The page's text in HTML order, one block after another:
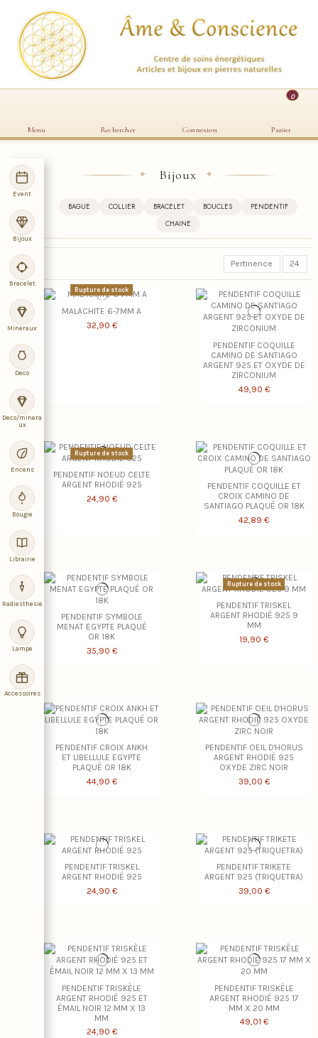
Menu Rechercher Connexion
0
Panier
Event
Bijoux
Bracelet
Mineraux
Deco
Deco/minera
ux
Encens
Bougie
Librairie
Radiesthesie
Lampe
Accessoires
✦ Bijoux ✦
BAGUE COLLIER BRACELET BOUCLES
PENDENTIF
CHAINE
Pertinence 24
Rupture de stock
MALACHITE 6-7MM A
32,90 €
PENDENTIF COQUILLE
CAMINO DE SANTIAGO
ARGENT 925 ET OXYDE DE
ZIRCONIUM
49,90 €
Rupture de stock
PENDENTIF NOEUD CELTE
ARGENT RHODIÉ 925
24,90 €
PENDENTIF COQUILLE ET
CROIX CAMINO DE
SANTIAGO PLAQUÉ OR 18K
42,89 €
PENDENTIF SYMBOLE
MENAT EGYPTE PLAQUÉ
OR 18K
35,90 €
Rupture de stock
PENDENTIF TRISKEL
ARGENT RHODIÉ 925 9
MM
19,90 €
PENDENTIF CROIX ANKH
ET LIBELLULE EGYPTE
PLAQUÉ OR 18K
44,90 €
PENDENTIF OEIL D'HORUS
ARGENT RHODIÉ 925
OXYDE ZIRC NOIR
39,00 €
PENDENTIF TRISKEL
ARGENT RHODIÉ 925
24,90 €
PENDENTIF TRIKETE
ARGENT 925 (TRIQUETRA)
39,00 €
PENDENTIF TRISKÈLE
ARGENT RHODIÉ 925 ET
ÉMAIL NOIR 12 MM X 13
MM
24,90 €
PENDENTIF TRISKÈLE
ARGENT RHODIÉ 925 17
MM X 20 MM
49,01 €